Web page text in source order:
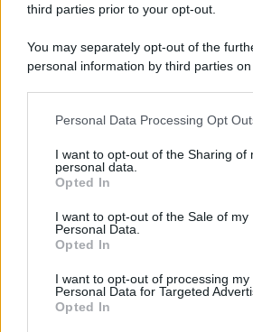
third parties prior to your opt-out.
You may separately opt-out of the
personal information by third parties on
This information may also be disclosed
disclose it to other third parties.
Please note that this website/app uses
services and may gather and store
not limited to your visit or usage
grant or deny consent to Google and
consent section.
Personal Data Processing Opt
I want to opt-out of the Sharing of
personal data.
Opted In
I want to opt-out of the Sale of my
Personal Data.
Opted In
I want to opt-out of processing my
Personal Data for Targeted
Opted In
Importante novità per i lavoratori
NASpI...
MET
ABOUT US
Metalmeccanici News - Il portale di
della Metalmeccanica, Installazione di